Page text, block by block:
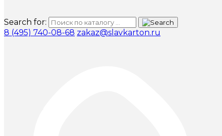
Search for:
8 (495) 740-08-68 zakaz@slavkarton.ru